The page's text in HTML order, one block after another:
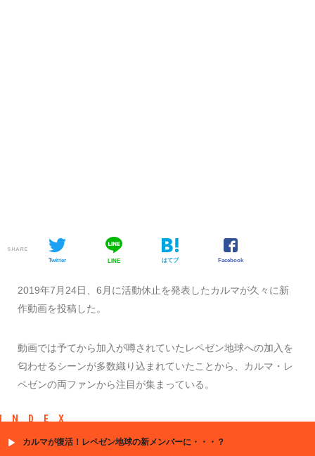
SHARE
Twitter LINE はてブ Facebook
2019年7月24日、6月に活動休止を発表したカルマが久々に新
作動画を投稿した。
動画では予てから加入が噂されていたレペゼン地球への加入を
匂わせるシーンが多数織り込まれていたことから、カルマ・レ
ペゼンの両ファンから注目が集まっている。
INDEX
カルマが復活！レペゼン地球の新メンバーに・・・？